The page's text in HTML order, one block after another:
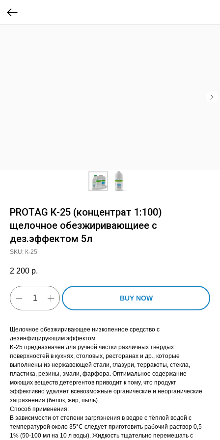
PROTAG К-25 (концентрат 1:100)
щелочное обезжиривающиее с
дез.эффектом 5л
SKU: К-25
2 200 р.
BUY NOW
Щелочное обезжиривающее низкопенное средство с
дезинфицирующим эффектом
K-25 предназначен для ручной чистки различных твёрдых
поверхностей в кухнях, столовых, ресторанах и др., которые
выполнены из нержавеющей стали, глазури, терракоты, стекла,
пластика, резины, эмали, фарфора. Оптимальное содержание
моющих веществ детергентов приводит к тому, что продукт
эффективно удаляет всевозможные органические и неорганические
загрязнения (белок, жир, пыль).
Способ применения:
В зависимости от степени загрязнения в ведре с тёплой водой с
температурой около 35°C следует приготовить рабочий раствор 0,5-
1% (50-100 мл на 10 л воды). Жидкость тщательно перемешать с